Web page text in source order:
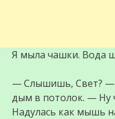
Я мыла чашки. Вода
— Слышишь, Свет? —
дым в потолок. — Ну
Надулась как мышь